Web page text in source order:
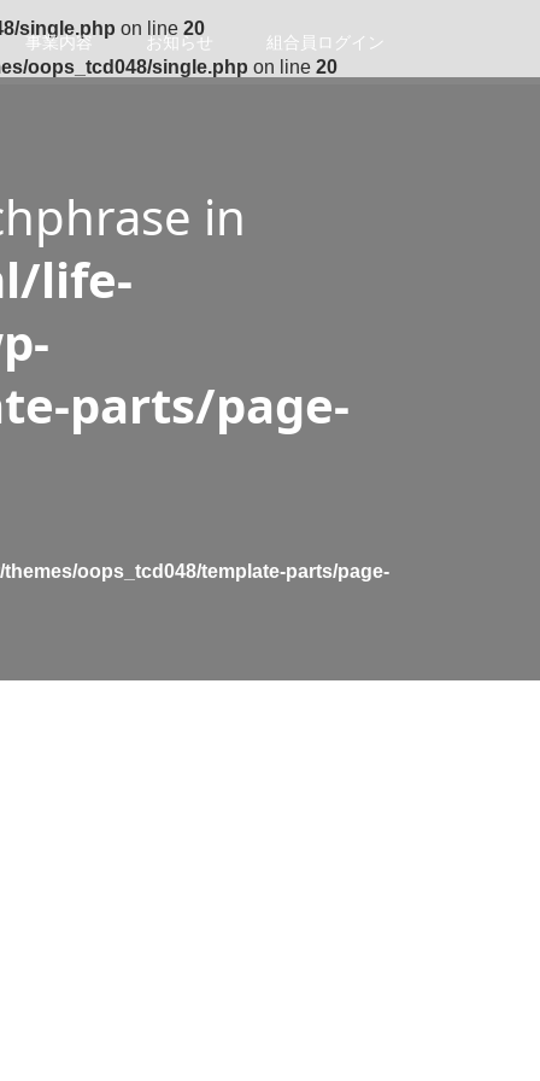
事業内容 お知らせ 組合員ログイン
single.php on line 20
oops_tcd048/single.php on line 20
in
life-
parts/page-
oops_tcd048/template-parts/page-